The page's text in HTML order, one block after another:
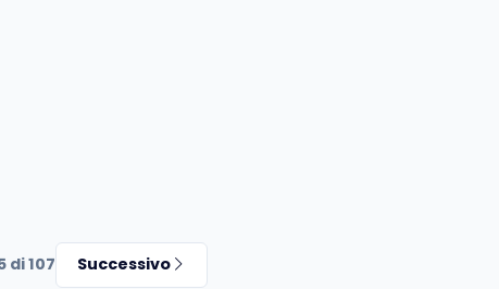
di 107 Successivo